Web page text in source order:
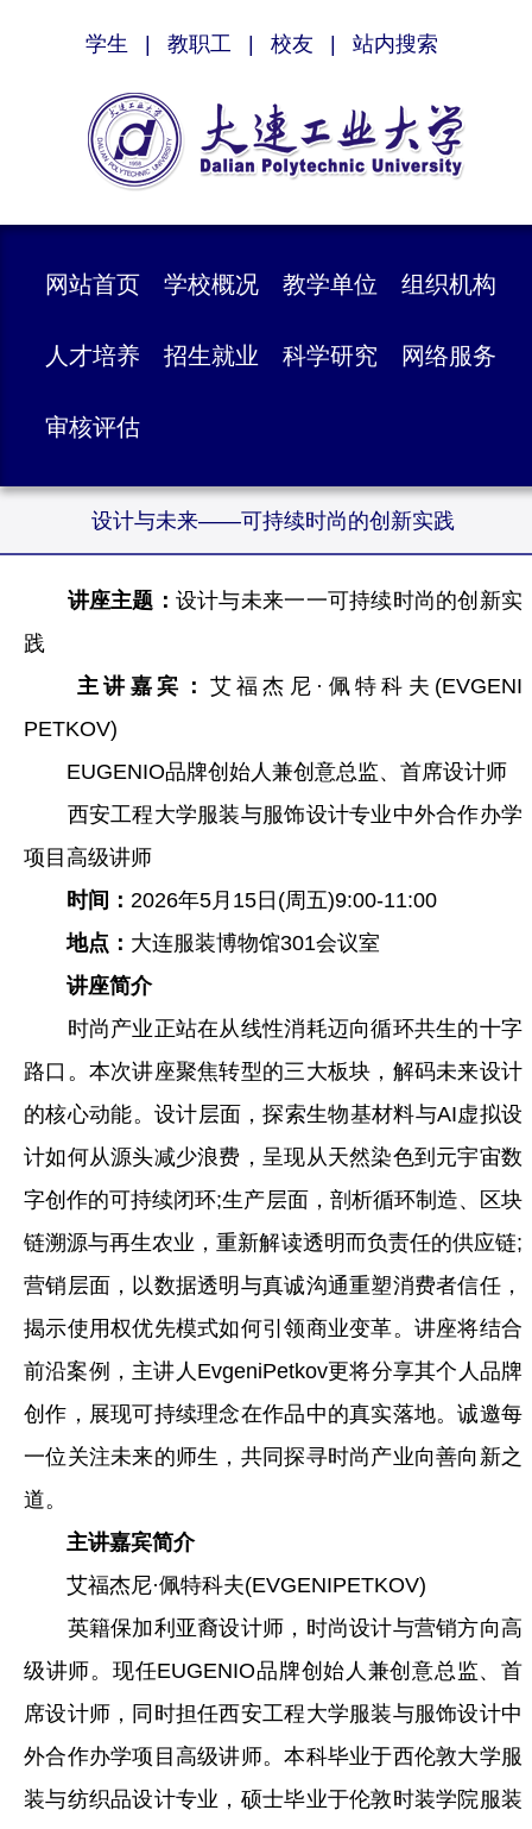
学生 教职工 校友 站内搜索
网站首页 学校概况 教学单位 组织机构
人才培养 招生就业 科学研究 网络服务
审核评估
设计与未来——可持续时尚的创新实践
讲座主题： 设计与未来一一可持续时尚的创新实
践
主讲嘉宾： 艾福杰尼·佩特科夫(EVGENI
PETKOV)
EUGENIO品牌创始人兼创意总监、首席设计师
西安工程大学服装与服饰设计专业中外合作办学
项目高级讲师
时间： 2026年5月15日(周五)9:00-11:00
地点： 大连服装博物馆301会议室
讲座简介
时尚产业正站在从线性消耗迈向循环共生的十字
路口。本次讲座聚焦转型的三大板块，解码未来设计
的核心动能。设计层面，探索生物基材料与AI虚拟设
计如何从源头减少浪费，呈现从天然染色到元宇宙数
字创作的可持续闭环;生产层面，剖析循环制造、区块
链溯源与再生农业，重新解读透明而负责任的供应链;
营销层面，以数据透明与真诚沟通重塑消费者信任，
揭示使用权优先模式如何引领商业变革。讲座将结合
前沿案例，主讲人EvgeniPetkov更将分享其个人品牌
创作，展现可持续理念在作品中的真实落地。诚邀每
一位关注未来的师生，共同探寻时尚产业向善向新之
道。
主讲嘉宾简介
艾福杰尼·佩特科夫(EVGENIPETKOV)
英籍保加利亚裔设计师，时尚设计与营销方向高
级讲师。现任EUGENIO品牌创始人兼创意总监、首
席设计师，同时担任西安工程大学服装与服饰设计中
外合作办学项目高级讲师。本科毕业于西伦敦大学服
装与纺织品设计专业，硕士毕业于伦敦时装学院服装